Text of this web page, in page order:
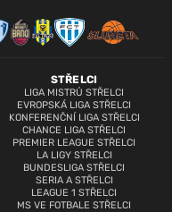
STŘELCI
LIGA MISTRŮ STŘELCI
EVROPSKÁ LIGA STŘELCI
KONFERENČNÍ LIGA STŘELCI
CHANCE LIGA STŘELCI
PREMIER LEAGUE STŘELCI
LA LIGY STŘELCI
BUNDESLIGA STŘELCI
SERIA A STŘELCI
LEAGUE 1 STŘELCI
MS VE FOTBALE STŘELCI